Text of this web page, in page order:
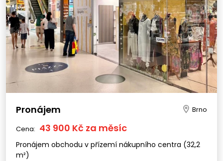
Pronájem Brno
Cena: 43 900 Kč za měsíc
Pronájem obchodu v přízemí nákupního centra (32,2
m²)